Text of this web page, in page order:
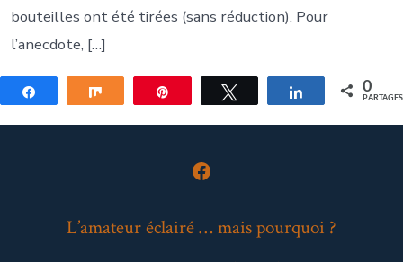
bouteilles ont été tirées (sans réduction). Pour
l’anecdote, […]
Partagez Partagez Tweetez Partagez 0
PARTAGES
Open
in
L’amateur éclairé … mais pourquoi ?